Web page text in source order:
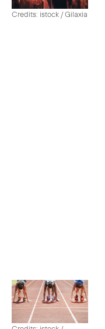
Credits: istock / Gilaxia